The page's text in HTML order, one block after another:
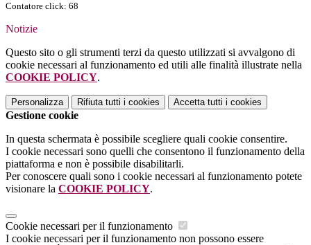
Contatore click: 68
Notizie
Questo sito o gli strumenti terzi da questo utilizzati si avvalgono di
cookie necessari al funzionamento ed utili alle finalità illustrate nella
COOKIE POLICY.
Personalizza Rifiuta tutti i cookies Accetta tutti i cookies
Gestione cookie
In questa schermata è possibile scegliere quali cookie consentire.
I cookie necessari sono quelli che consentono il funzionamento della
piattaforma e non è possibile disabilitarli.
Per conoscere quali sono i cookie necessari al funzionamento potete
visionare la COOKIE POLICY.
Cookie necessari per il funzionamento
I cookie necessari per il funzionamento non possono essere